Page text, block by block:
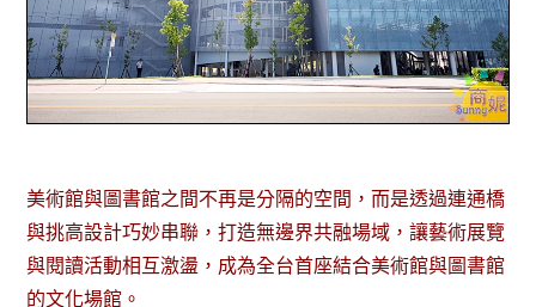
美術館與圖書館之間不再是分隔的空間，而是透過連通橋
與挑高設計巧妙串聯，打造無邊界共融場域，讓藝術展覽
與閱讀活動相互激盪，成為全台首座結合美術館與圖書館
的文化場館。